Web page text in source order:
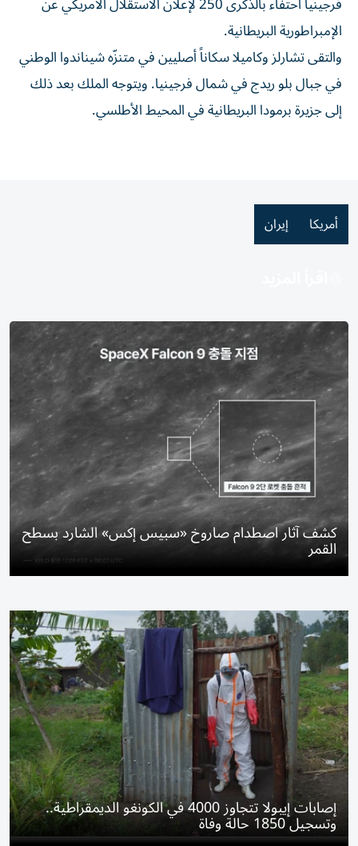
الإمبراطورية البريطانية.
والتقى تشارلز وكاميلا سكاناً أصليين في متنزّه شيناندوا الوطني
في جبال بلو ريدج في شمال فرجينيا. ويتوجه الملك بعد ذلك
إلى جزيرة برمودا البريطانية في المحيط الأطلسي.
أمريكا إيران
كشف آثار اصطدام صاروخ «سبيس إكس» الشارد بسطح
القمر
إصابات إيبولا تتجاوز 4000 في الكونغو الديمقراطية..
وتسجيل 1850 حالة وفاة